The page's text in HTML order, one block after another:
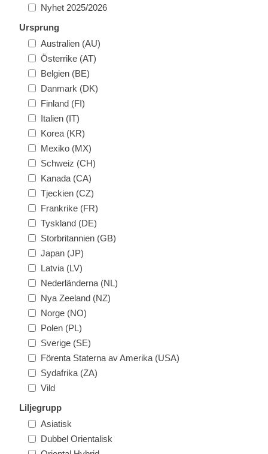
Nyhet 2025/2026
Ursprung
Australien (AU)
Österrike (AT)
Belgien (BE)
Danmark (DK)
Finland (FI)
Italien (IT)
Korea (KR)
Mexiko (MX)
Schweiz (CH)
Kanada (CA)
Tjeckien (CZ)
Frankrike (FR)
Tyskland (DE)
Storbritannien (GB)
Japan (JP)
Latvia (LV)
Nederländerna (NL)
Nya Zeeland (NZ)
Norge (NO)
Polen (PL)
Sverige (SE)
Förenta Staterna av Amerika (USA)
Sydafrika (ZA)
Vild
Liljegrupp
Asiatisk
Dubbel Orientalisk